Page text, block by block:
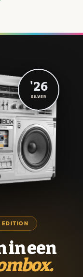
EDITION
in een
'26
SILVER